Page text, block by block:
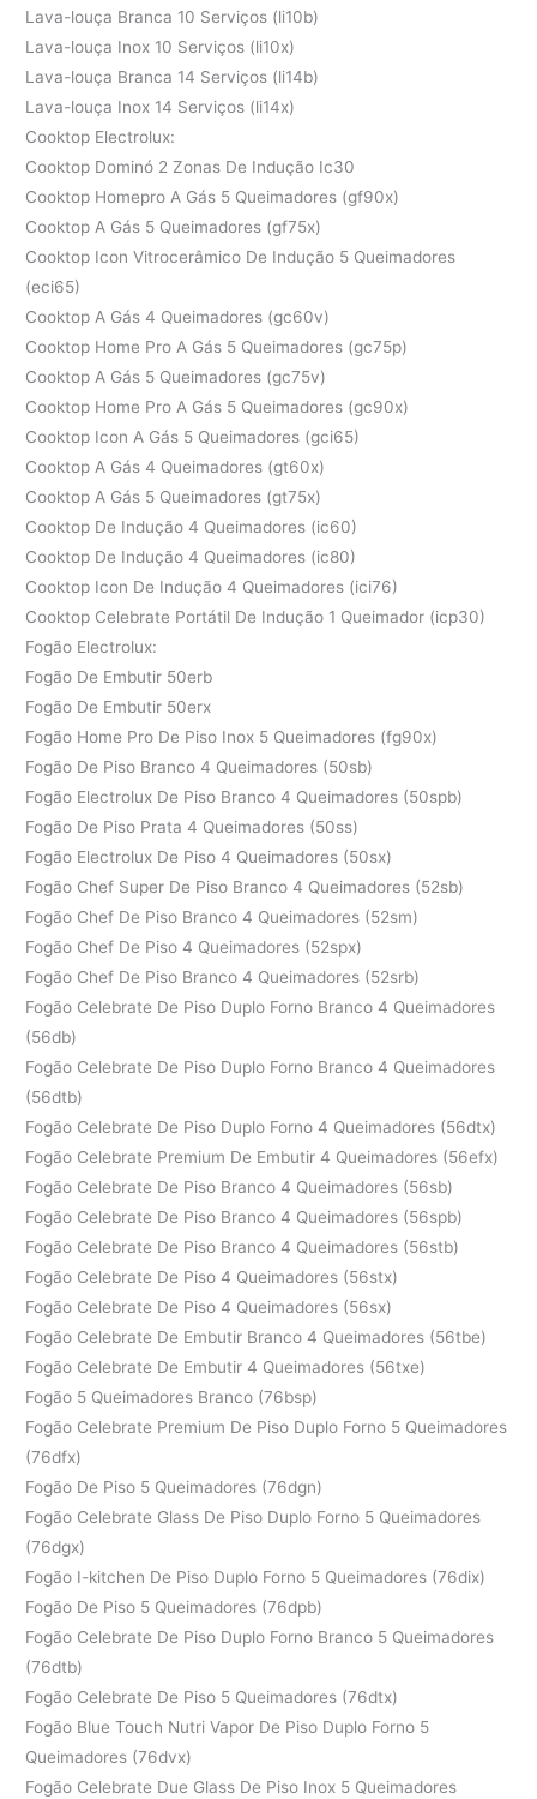
Lava-louça Branca 10 Serviços (li10b)
Lava-louça Inox 10 Serviços (li10x)
Lava-louça Branca 14 Serviços (li14b)
Lava-louça Inox 14 Serviços (li14x)
Cooktop Electrolux:
Cooktop Dominó 2 Zonas De Indução Ic30
Cooktop Homepro A Gás 5 Queimadores (gf90x)
Cooktop A Gás 5 Queimadores (gf75x)
Cooktop Icon Vitrocerâmico De Indução 5 Queimadores
(eci65)
Cooktop A Gás 4 Queimadores (gc60v)
Cooktop Home Pro A Gás 5 Queimadores (gc75p)
Cooktop A Gás 5 Queimadores (gc75v)
Cooktop Home Pro A Gás 5 Queimadores (gc90x)
Cooktop Icon A Gás 5 Queimadores (gci65)
Cooktop A Gás 4 Queimadores (gt60x)
Cooktop A Gás 5 Queimadores (gt75x)
Cooktop De Indução 4 Queimadores (ic60)
Cooktop De Indução 4 Queimadores (ic80)
Cooktop Icon De Indução 4 Queimadores (ici76)
Cooktop Celebrate Portátil De Indução 1 Queimador (icp30)
Fogão Electrolux:
Fogão De Embutir 50erb
Fogão De Embutir 50erx
Fogão Home Pro De Piso Inox 5 Queimadores (fg90x)
Fogão De Piso Branco 4 Queimadores (50sb)
Fogão Electrolux De Piso Branco 4 Queimadores (50spb)
Fogão De Piso Prata 4 Queimadores (50ss)
Fogão Electrolux De Piso 4 Queimadores (50sx)
Fogão Chef Super De Piso Branco 4 Queimadores (52sb)
Fogão Chef De Piso Branco 4 Queimadores (52sm)
Fogão Chef De Piso 4 Queimadores (52spx)
Fogão Chef De Piso Branco 4 Queimadores (52srb)
Fogão Celebrate De Piso Duplo Forno Branco 4 Queimadores
(56db)
Fogão Celebrate De Piso Duplo Forno Branco 4 Queimadores
(56dtb)
Fogão Celebrate De Piso Duplo Forno 4 Queimadores (56dtx)
Fogão Celebrate Premium De Embutir 4 Queimadores (56efx)
Fogão Celebrate De Piso Branco 4 Queimadores (56sb)
Fogão Celebrate De Piso Branco 4 Queimadores (56spb)
Fogão Celebrate De Piso Branco 4 Queimadores (56stb)
Fogão Celebrate De Piso 4 Queimadores (56stx)
Fogão Celebrate De Piso 4 Queimadores (56sx)
Fogão Celebrate De Embutir Branco 4 Queimadores (56tbe)
Fogão Celebrate De Embutir 4 Queimadores (56txe)
Fogão 5 Queimadores Branco (76bsp)
Fogão Celebrate Premium De Piso Duplo Forno 5 Queimadores
(76dfx)
Fogão De Piso 5 Queimadores (76dgn)
Fogão Celebrate Glass De Piso Duplo Forno 5 Queimadores
(76dgx)
Fogão I-kitchen De Piso Duplo Forno 5 Queimadores (76dix)
Fogão De Piso 5 Queimadores (76dpb)
Fogão Celebrate De Piso Duplo Forno Branco 5 Queimadores
(76dtb)
Fogão Celebrate De Piso 5 Queimadores (76dtx)
Fogão Blue Touch Nutri Vapor De Piso Duplo Forno 5
Queimadores (76dvx)
Fogão Celebrate Due Glass De Piso Inox 5 Queimadores